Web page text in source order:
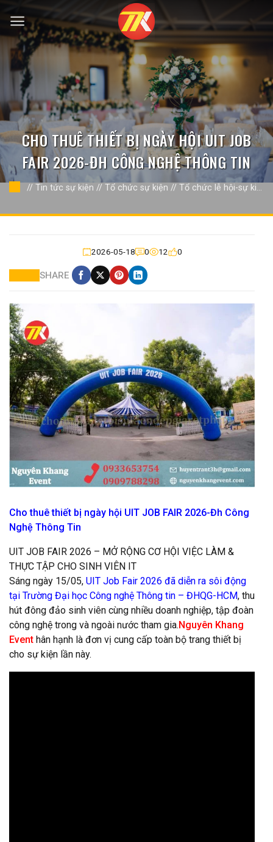
qua
nội
dung
CHO THUÊ THIẾT BỊ NGÀY HỘI UIT JOB
FAIR 2026-ĐH CÔNG NGHỆ THÔNG TIN
// Tin tức sự kiện // Tổ chức sự kiện // Tổ chức lễ hội-sự kiện
2026-05-18 0 12 0
SHARE
Cho thuê thiết bị ngày hội UIT JOB FAIR 2026-Đh Công
Nghệ Thông Tin
UIT JOB FAIR 2026 – MỞ RỘNG CƠ HỘI VIỆC LÀM &
THỰC TẬP CHO SINH VIÊN IT
Sáng ngày 15/05, UIT Job Fair 2026 đã diễn ra sôi động
tại Trường Đại học Công nghệ Thông tin – ĐHQG-HCM, thu
hút đông đảo sinh viên cùng nhiều doanh nghiệp, tập đoàn
công nghệ trong và ngoài nước tham gia.Nguyên Khang
Event hân hạnh là đơn vị cung cấp toàn bộ trang thiết bị
cho sự kiện lần này.